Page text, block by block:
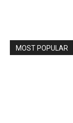
MOST POPULAR